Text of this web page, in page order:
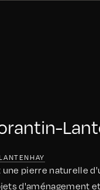
pierre naturelle
d'aménagement